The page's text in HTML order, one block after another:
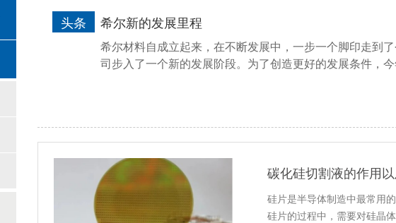
希尔新的发展里程
头条
希尔材料自成立起来，在不断发展中，一步一个脚印走到
司步入了一个新的发展阶段。为了创造更好的发展条件，
碳化硅切割液的作用
硅片是半导体制造中最常用
硅片的过程中，需要对硅晶